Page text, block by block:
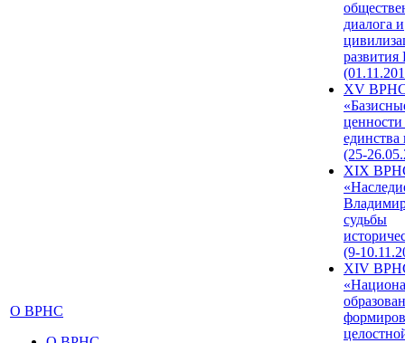
О ВРНС
диалога и
развития
XV
единства
(25-
XIX
судьбы
(9-
XIV